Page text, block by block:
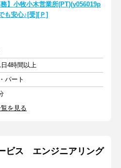
務】小牧小木営業所(PT)(y056019p
も安心♪[受][Ｐ]
4時間以上
パート
を見る
ビス エンジニアリング